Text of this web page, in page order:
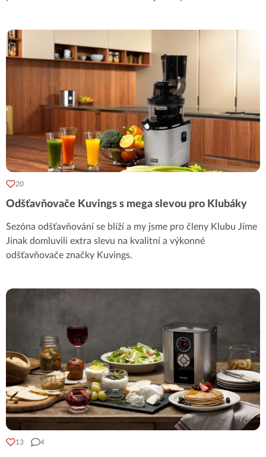
20
Odšťavňovače Kuvings s mega slevou pro Klubáky
Sezóna odšťavňování se blíží a my jsme pro členy Klubu Jíme
Jinak domluvili extra slevu na kvalitní a výkonné
odšťavňovače značky Kuvings.
13 4